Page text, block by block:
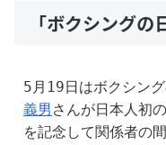
「ボクシング
5月19日はボクシン
義男 さんが日本人初
を記念して関係者の